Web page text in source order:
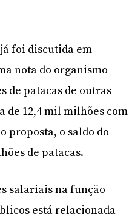
foi discutida em
nota do organismo
de patacas de outras
de 12,4 mil milhões com
proposta, o saldo do
de patacas.
salariais na função
está relacionada